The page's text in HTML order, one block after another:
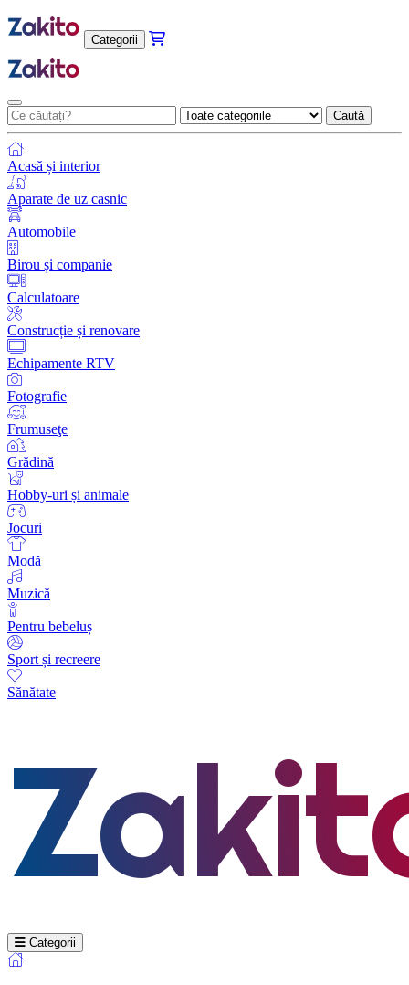
Categorii
Caută
Acasă și interior
Aparate de uz casnic
Automobile
Birou și companie
Calculatoare
Construcție și renovare
Echipamente RTV
Fotografie
Frumuseţe
Grădină
Hobby-uri și animale
Jocuri
Modă
Muzică
Pentru bebeluș
Sport și recreere
Sănătate
Categorii